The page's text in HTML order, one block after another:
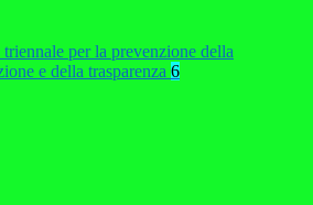
triennale per la prevenzione della
e della trasparenza 6